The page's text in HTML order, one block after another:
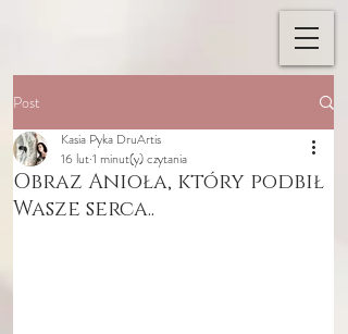
Post
Obraz Anioła, który podbił
Wasze serca..
Kasia Pyka DruArtis
16 lut1 minut(y) czytania